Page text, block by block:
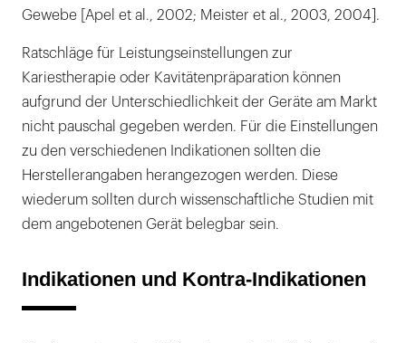
Gewebe [Apel et al., 2002; Meister et al., 2003, 2004].
Ratschläge für Leistungseinstellungen zur
Kariestherapie oder Kavitätenpräparation können
aufgrund der Unterschiedlichkeit der Geräte am Markt
nicht pauschal gegeben werden. Für die Einstellungen
zu den verschiedenen Indikationen sollten die
Herstellerangaben herangezogen werden. Diese
wiederum sollten durch wissenschaftliche Studien mit
dem angebotenen Gerät belegbar sein.
Indikationen und Kontra-Indikationen